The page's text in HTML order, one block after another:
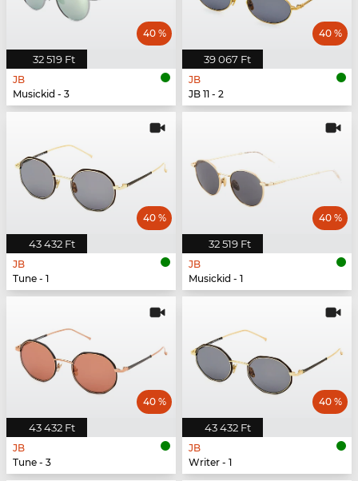
32 519 Ft
40 %
JB
Musickid - 3
39 067 Ft
40 %
JB
JB 11 - 2
43 432 Ft
40 %
JB
Tune - 1
32 519 Ft
40 %
JB
Musickid - 1
43 432 Ft
40 %
JB
Tune - 3
43 432 Ft
40 %
JB
Writer - 1